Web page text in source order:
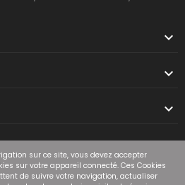



sur ce site, vous devez accepter
sur votre appareil connecté. Ces Cookies
de suivre votre navigation, actualiser